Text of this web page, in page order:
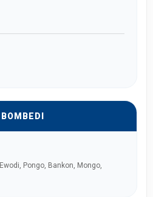
BOMBEDI
Pongo, Bankon, Mongo,